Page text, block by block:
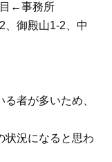
←事務所
御殿山1-2、中
者が多いため、
状況になると思わ